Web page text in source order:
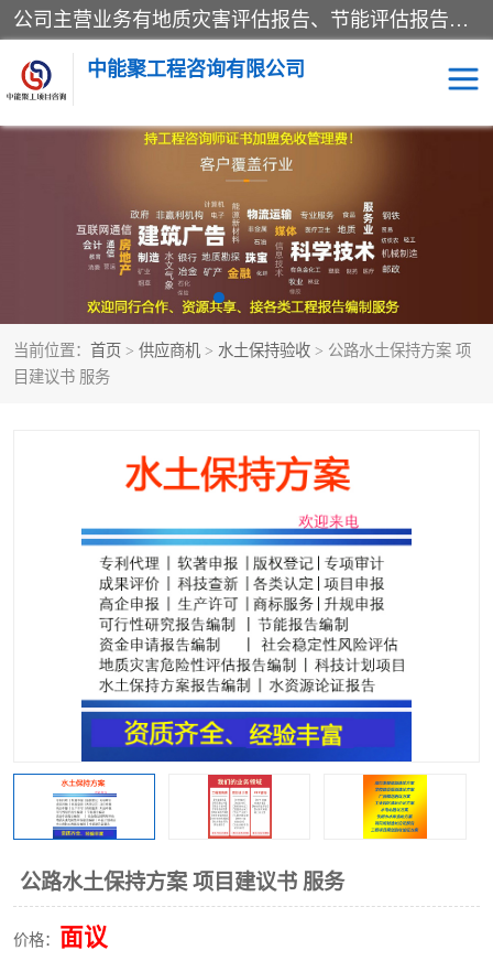
公司主营业务有地质灾害评估报告、节能评估报告、水土保持验收、水资源论证、土地复垦报告、项目可行性研究报告等。是经国家工商总局批准，在法律、法规、决定规定禁止的不得经营；法律、法规、决定规定应当许可（审批）的，经审批机关批准后凭许可（审批）文件经营;法律、法规，市场主体自主选择经营。
中能聚工程咨询有限公司
当前位置： 首页 > 供应商机 > 水土保持验收 > 公路水土保持方案 项
目建议书 服务
公路水土保持方案 项目建议书 服务
价格： 面议
水资源论证报告 土地复垦报告
地质灾害评估报告 工程项目验收报告
节能评估报告